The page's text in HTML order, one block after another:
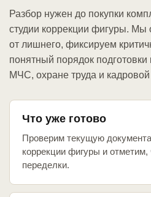
Разбор нужен до покупки
студии коррекции фигуры. Мы
от лишнего, фиксируем
понятный порядок подготовки
МЧС, охране труда и
Что уже готово
Проверим текущую
коррекции фигуры и
переделки.